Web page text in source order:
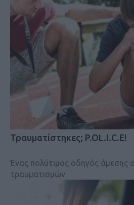
Τραυματίστηκες; P.OL.I.C.E!
Ένας πολύτιμος οδηγός άμεσης
τραυματισμών